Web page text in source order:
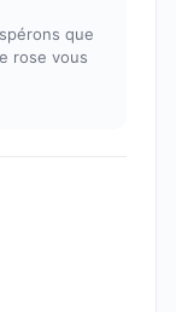
que
rose vous